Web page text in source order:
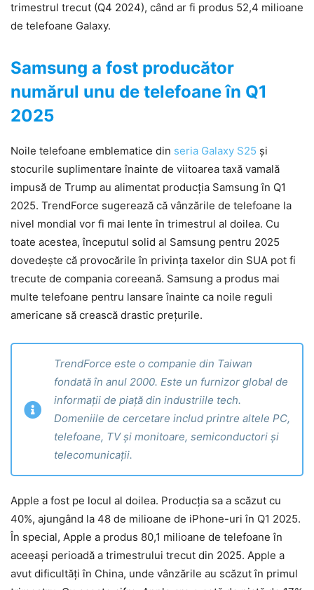
​​trimestrul trecut (Q4 2024), când ar fi produs 52,4 milioane
de telefoane Galaxy.
Samsung a fost producător
numărul unu de telefoane în Q1
2025
Noile telefoane emblematice din seria Galaxy S25 și
stocurile suplimentare înainte de viitoarea taxă vamală
impusă de Trump au alimentat producția Samsung în Q1
2025. TrendForce sugerează că vânzările de telefoane la
nivel mondial vor fi mai lente în trimestrul al doilea. Cu
toate acestea, începutul solid al Samsung pentru 2025
dovedește că provocările în privința taxelor din SUA pot fi
trecute de compania coreeană. Samsung a produs mai
multe telefoane pentru lansare înainte ca noile reguli
americane să crească drastic prețurile.
TrendForce este o companie din Taiwan
fondată în anul 2000. Este un furnizor global de
informații de piață din industriile tech.
Domeniile de cercetare includ printre altele PC,
telefoane, TV și monitoare, semiconductori și
telecomunicații.
Apple a fost pe locul al doilea. Producția sa a scăzut cu
40%, ajungând la 48 de milioane de iPhone-uri în Q1 2025.
În special, Apple a produs 80,1 milioane de telefoane în
aceeași perioadă a trimestrului trecut din 2025. Apple a
avut dificultăți în China, unde vânzările au scăzut în primul